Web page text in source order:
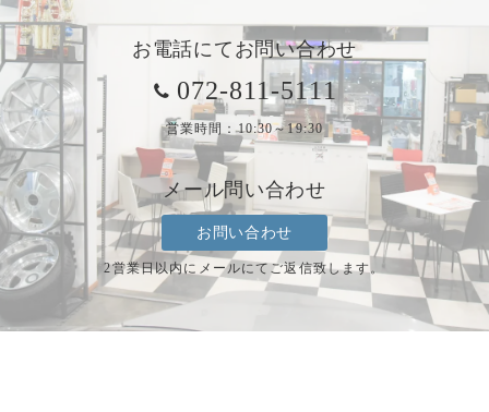
お電話にてお問い合わせ
072-811-5111
営業時間：10:30～19:30
メール問い合わせ
お問い合わせ
2営業日以内にメールにてご返信致します。